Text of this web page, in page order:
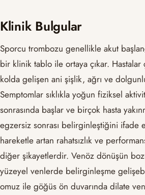
Klinik Bulgular
Sporcu trombozu genellikle akut
bir klinik tablo ile ortaya çıkar.
kolda gelişen ani şişlik, ağrı ve
Semptomlar sıklıkla yoğun fiziksel
sonrasında başlar ve birçok hasta
egzersiz sonrası belirginleştiğini ifade
hareketle artan rahatsızlık ve
diğer şikayetlerdir. Venöz dönüşün
yüzeyel venlerde belirginleşme
omuz ile göğüs ön duvarında dilate